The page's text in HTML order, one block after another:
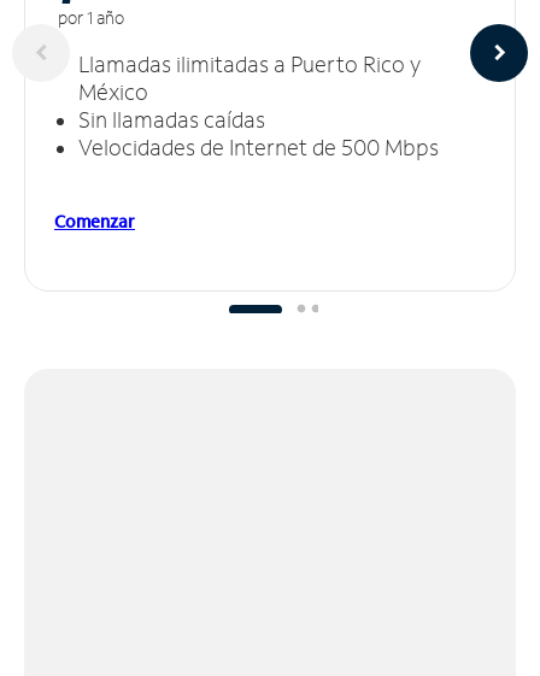
por 1 año
Llamadas ilimitadas a Puerto Rico y
México
Sin llamadas caídas
Velocidades de Internet de 500 Mbps
Comenzar